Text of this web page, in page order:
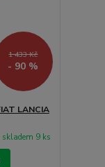
1 433 Kč
- 90 %
LANCIA
skladem 9 ks